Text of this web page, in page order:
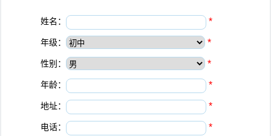
姓名： *
年级： *
性别： *
年龄： *
地址： *
电话： *